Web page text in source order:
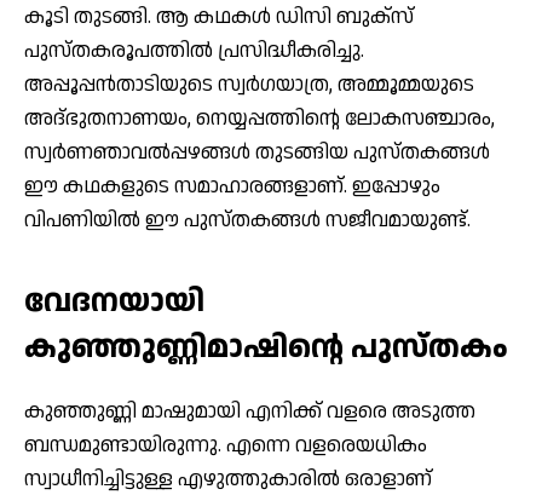
കൂടി തുടങ്ങി. ആ കഥകള്‍ ഡിസി ബുക്‌സ്
പുസ്തകരൂപത്തില്‍ പ്രസിദ്ധീകരിച്ചു.
അപ്പൂപ്പന്‍താടിയുടെ സ്വര്‍ഗയാത്ര, അമ്മൂമ്മയുടെ
അദ്ഭുതനാണയം, നെയ്യപ്പത്തിന്റെ ലോകസഞ്ചാരം,
സ്വര്‍ണഞാവല്‍പ്പഴങ്ങള്‍ തുടങ്ങിയ പുസ്തകങ്ങള്‍
ഈ കഥകളുടെ സമാഹാരങ്ങളാണ്. ഇപ്പോഴും
വിപണിയില്‍ ഈ പുസ്തകങ്ങള്‍ സജീവമായുണ്ട്.
വേദനയായി
കുഞ്ഞുണ്ണിമാഷിന്റെ പുസ്തകം
കുഞ്ഞുണ്ണി മാഷുമായി എനിക്ക് വളരെ അടുത്ത
ബന്ധമുണ്ടായിരുന്നു. എന്നെ വളരെയധികം
സ്വാധീനിച്ചിട്ടുള്ള എഴുത്തുകാരില്‍ ഒരാളാണ്